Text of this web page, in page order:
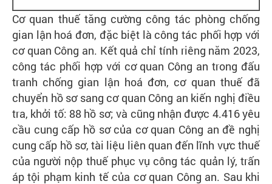
Cơ quan thuế tăng cường công tác phòng chống
gian lận hoá đơn, đặc biệt là công tác phối hợp với
cơ quan Công an. Kết quả chỉ tính riêng năm 2023,
công tác phối hợp với cơ quan Công an trong đấu
tranh chống gian lận hoá đơn, cơ quan thuế đã
chuyển hồ sơ sang cơ quan Công an kiến nghị điều
tra, khởi tố: 88 hồ sơ; và cũng nhận được 4.416 yêu
cầu cung cấp hồ sơ của cơ quan Công an đề nghị
cung cấp hồ sơ, tài liệu liên quan đến lĩnh vực thuế
của người nộp thuế phục vụ công tác quản lý, trấn
áp tội phạm kinh tế của cơ quan Công an. Sau khi